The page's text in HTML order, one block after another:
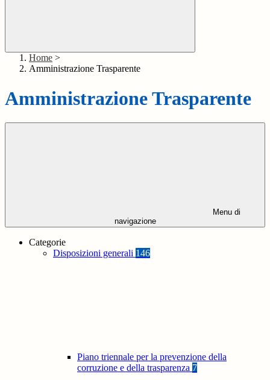
Home >
Amministrazione Trasparente
Amministrazione Trasparente
Menu di
navigazione
Categorie
Disposizioni generali 146
Piano triennale per la prevenzione della
corruzione e della trasparenza 7